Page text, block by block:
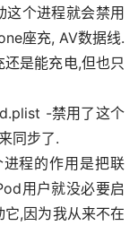
个进程就会禁用
座充, AV数据线.
是能充电,但也只
-禁用了这个
同步了.
程的作用是把联
用户就没必要启
,因为我从来不在